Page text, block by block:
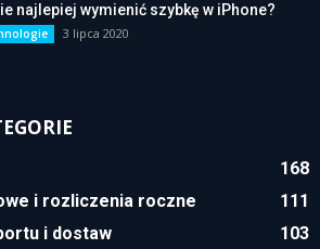
najlepiej wymienić szybkę w iPhone?
3 lipca 2020
168
i rozliczenia roczne
111
i dostaw
103